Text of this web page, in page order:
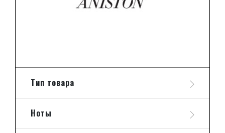
Тип товара
Ноты